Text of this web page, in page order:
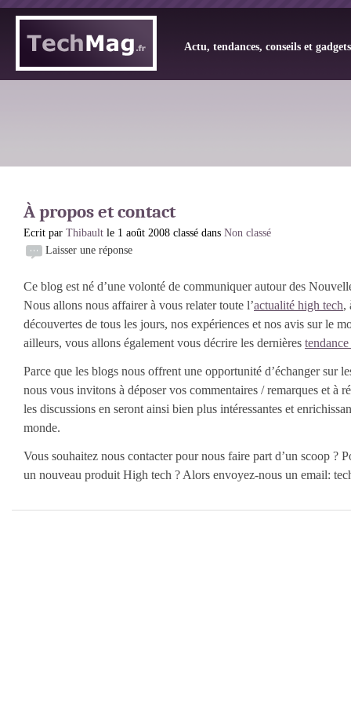
Actu, tendances, conseils et
À propos et contact
Ecrit par Thibault le 1 août 2008 classé dans Non classé
Laisser une réponse
Ce blog est né d’une volonté de communiquer autour des
Nous allons nous affairer à vous relater toute l’actualité high tech,
découvertes de tous les jours, nos expériences et nos avis sur le
ailleurs, vous allons également vous décrire les dernières
Parce que les blogs nous offrent une opportunité d’échanger sur
nous vous invitons à déposer vos commentaires / remarques et à
les discussions en seront ainsi bien plus intéressantes et
monde.
Vous souhaitez nous contacter pour nous faire part d’un scoop ?
un nouveau produit High tech ? Alors envoyez-nous un email: